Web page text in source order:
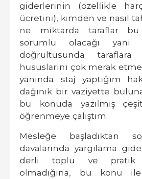
giderlerinin (özellikle
ücretini), kimden ve nasıl
ne miktarda taraflar bu
sorumlu olacağı yani
doğrultusunda taraflara
hususlarını çok merak
yanında staj yaptığım
dağınık bir vaziyette
bu konuda yazılmış
öğrenmeye çalıştım.
Mesleğe başladıktan
davalarında yargılama
derli toplu ve pratik
olmadığına, bu konu